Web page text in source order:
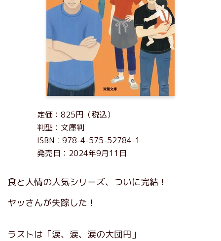
定価：825円（税込）
判型：文庫判
ISBN：978-4-575-52784-1
発売日：2024年9月11日
食と人情の人気シリーズ、ついに完結！
ヤッさんが失踪した！
ラストは「涙、涙、涙の大団円」